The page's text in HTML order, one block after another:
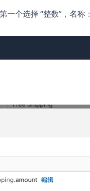
一个选择 “整数”，名称：